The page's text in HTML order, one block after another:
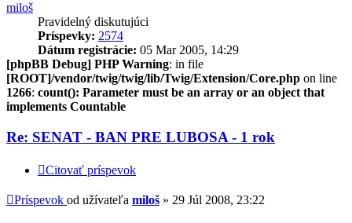
miloš
Pravidelný diskutujúci
Príspevky: 2574
Dátum registrácie: 05 Mar 2005, 14:29
[phpBB Debug] PHP Warning: in file
[ROOT]/vendor/twig/twig/lib/Twig/Extension/Core.php on line
1266: count(): Parameter must be an array or an object that
implements Countable
Re: SENAT - BAN PRE LUBOSA - 1 rok
Citovať príspevok
Príspevok od užívateľa miloš » 29 Júl 2008, 23:22